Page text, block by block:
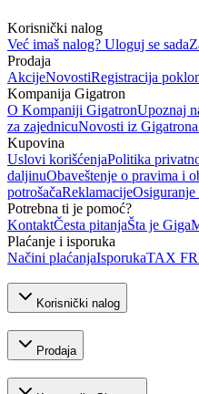
Korisnički nalog
Već imaš nalog? Uloguj se sada
Prodaja
AkcijeNovostiRegistracija
Kompanija Gigatron
O Kompaniji GigatronUpoznaj
za zajednicuNovosti iz Gigatrona
Kupovina
Uslovi korišćenjaPolitika
daljinuObaveštenje o pravima i
potrošačaReklamacijeOsiguranje
Potrebna ti je pomoć?
KontaktČesta pitanjaŠta je
Plaćanje i isporuka
Načini plaćanjaIsporukaTAX
Korisnički nalog
Prodaja